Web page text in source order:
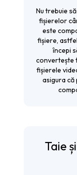
Nu trebuie
fișierelor
este
fișiere,
începi
convertește
fișierele
asigura
Taie